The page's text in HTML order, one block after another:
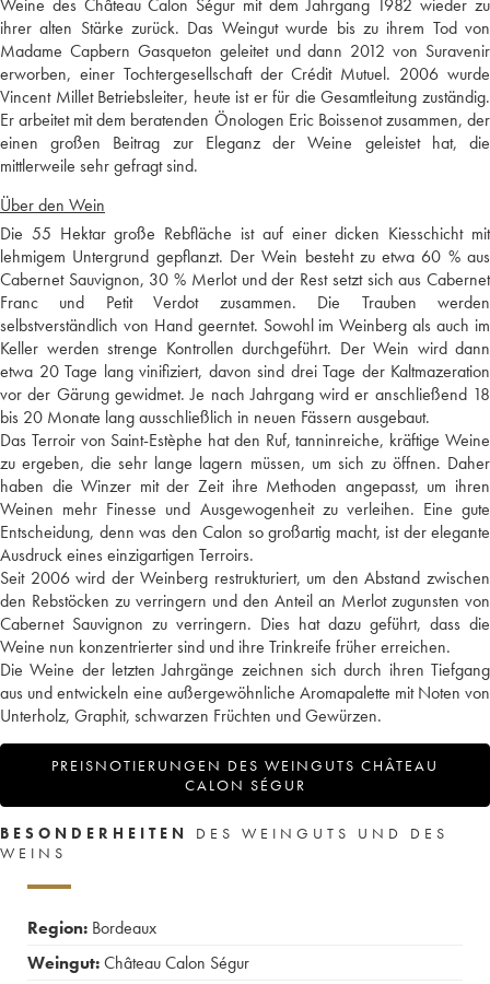
Weine des Château Calon Ségur mit dem Jahrgang 1982 wieder zu
ihrer alten Stärke zurück. Das Weingut wurde bis zu ihrem Tod von
Madame Capbern Gasqueton geleitet und dann 2012 von Suravenir
erworben, einer Tochtergesellschaft der Crédit Mutuel. 2006 wurde
Vincent Millet Betriebsleiter, heute ist er für die Gesamtleitung zuständig.
Er arbeitet mit dem beratenden Önologen Eric Boissenot zusammen, der
einen großen Beitrag zur Eleganz der Weine geleistet hat, die
mittlerweile sehr gefragt sind.
Über den Wein
Die 55 Hektar große Rebfläche ist auf einer dicken Kiesschicht mit
lehmigem Untergrund gepflanzt. Der Wein besteht zu etwa 60 % aus
Cabernet Sauvignon, 30 % Merlot und der Rest setzt sich aus Cabernet
Franc und Petit Verdot zusammen. Die Trauben werden
selbstverständlich von Hand geerntet. Sowohl im Weinberg als auch im
Keller werden strenge Kontrollen durchgeführt. Der Wein wird dann
etwa 20 Tage lang vinifiziert, davon sind drei Tage der Kaltmazeration
vor der Gärung gewidmet. Je nach Jahrgang wird er anschließend 18
bis 20 Monate lang ausschließlich in neuen Fässern ausgebaut.
Das Terroir von Saint-Estèphe hat den Ruf, tanninreiche, kräftige Weine
zu ergeben, die sehr lange lagern müssen, um sich zu öffnen. Daher
haben die Winzer mit der Zeit ihre Methoden angepasst, um ihren
Weinen mehr Finesse und Ausgewogenheit zu verleihen. Eine gute
Entscheidung, denn was den Calon so großartig macht, ist der elegante
Ausdruck eines einzigartigen Terroirs.
Seit 2006 wird der Weinberg restrukturiert, um den Abstand zwischen
den Rebstöcken zu verringern und den Anteil an Merlot zugunsten von
Cabernet Sauvignon zu verringern. Dies hat dazu geführt, dass die
Weine nun konzentrierter sind und ihre Trinkreife früher erreichen.
Die Weine der letzten Jahrgänge zeichnen sich durch ihren Tiefgang
aus und entwickeln eine außergewöhnliche Aromapalette mit Noten von
Unterholz, Graphit, schwarzen Früchten und Gewürzen.
PREISNOTIERUNGEN DES WEINGUTS CHÂTEAU
CALON SÉGUR
BESONDERHEITEN
DES WEINGUTS UND DES
WEINS
Region: Bordeaux
Weingut:Château Calon Ségur